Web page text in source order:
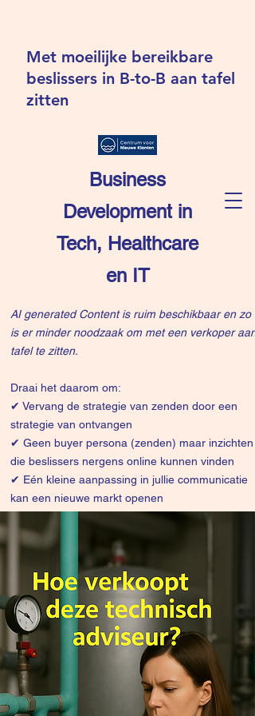
Business
Development in
Tech, Healthcare
en IT
Met moeilijke bereikbare
beslissers in B-to-B aan tafel
zitten
AI generated Content is ruim beschikbaar en zo
is er minder noodzaak om met een verkoper aan
tafel te zitten.
Draai het daarom om:
✔ Vervang de strategie van zenden door een
strategie van ontvangen
✔ Geen buyer persona (zenden) maar inzichten
die beslissers nergens online kunnen vinden
✔ Eén kleine aanpassing in jullie communicatie
kan een nieuwe markt openen